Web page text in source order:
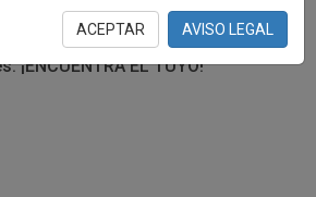
ACEPTAR AVISO LEGAL
material y precio del trofeo.
deportivos para todos los
¡ENCUENTRA EL TUYO!